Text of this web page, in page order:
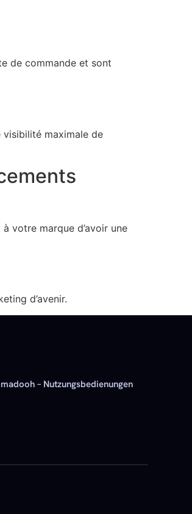
de commande et sont
visibilité maximale de
votre marque d’avoir une
d’avenir.
– Nutzungsbedienungen